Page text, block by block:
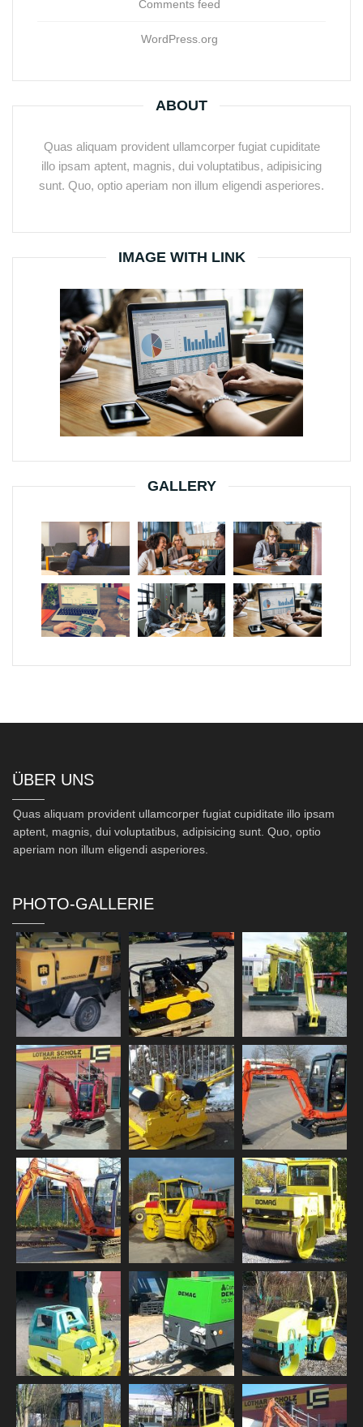
Comments feed
WordPress.org
ABOUT
Quas aliquam provident ullamcorper fugiat cupiditate
illo ipsam aptent, magnis, dui voluptatibus, adipisicing
sunt. Quo, optio aperiam non illum eligendi asperiores.
IMAGE WITH LINK
GALLERY
ÜBER UNS
Quas aliquam provident ullamcorper fugiat cupiditate illo ipsam
aptent, magnis, dui voluptatibus, adipisicing sunt. Quo, optio
aperiam non illum eligendi asperiores.
PHOTO-GALLERIE